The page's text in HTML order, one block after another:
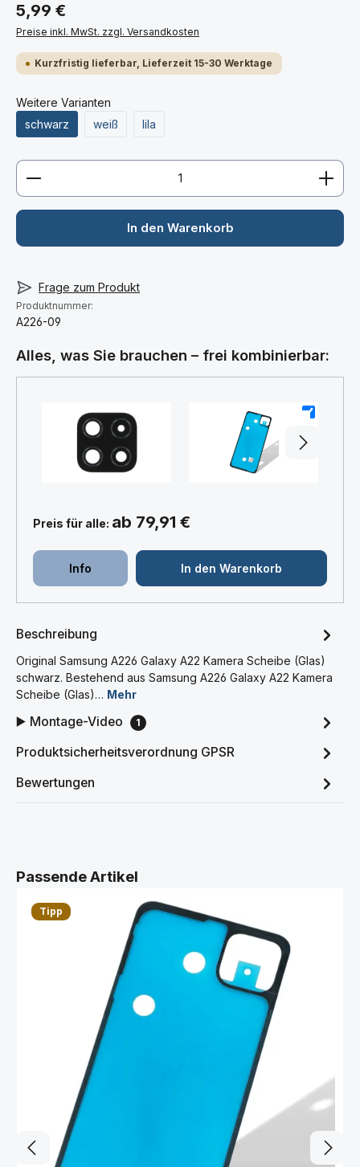
5,99 €
Preise inkl. MwSt. zzgl. Versandkosten
Kurzfristig lieferbar, Lieferzeit 15-30 Werktage
Weitere Varianten
schwarz
weiß lila
Produkt Anzahl: Gib den gewünschten Wert ein
In den Warenkorb
Frage zum Produkt
Produktnummer:
A226-09
Alles, was Sie brauchen – frei kombinierbar:
Preis für alle: ab 79,91 €
Info In den Warenkorb
Beschreibung
Original Samsung A226 Galaxy A22 Kamera Scheibe (Glas)
schwarz. Bestehend aus Samsung A226 Galaxy A22 Kamera
Scheibe (Glas)… Mehr
▶️ Montage-Video 1
Produktsicherheitsverordnung GPSR
Bewertungen
Produktgalerie überspringen
Passende Artikel
Tipp